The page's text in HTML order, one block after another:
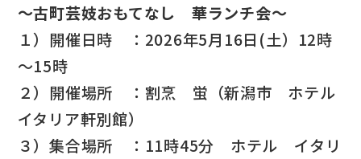
～古町芸妓おもてなし 華ランチ会～
１）開催日時 ：2026年5月16日(土）12時
～15時
２）開催場所 ：割烹 蛍（新潟市 ホテル
イタリア軒別館）
３）集合場所 ：11時45分 ホテル イタリ